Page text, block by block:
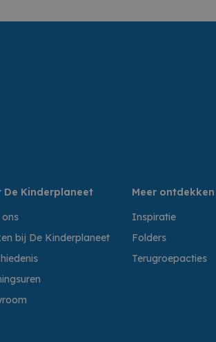
De Kinderplaneet
bij De Kinderplaneet
Meer ontdekken
Inspiratie
Folders
Terugroepacties